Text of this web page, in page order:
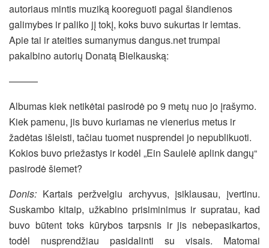
autoriaus mintis muziką kooreguoti pagal šiandienos
galimybes ir paliko jį tokį, koks buvo sukurtas ir lemtas.
Apie tai ir ateities sumanymus dangus.net trumpai
pakalbino autorių Donatą Bielkauską:
———
Albumas kiek netikėtai pasirodė po 9 metų nuo jo įrašymo.
Kiek pamenu, jis buvo kuriamas ne vienerius metus ir
žadėtas išleisti, tačiau tuomet nusprendei jo nepublikuoti.
Kokios buvo priežastys ir kodėl „Ein Saulelė aplink dangų“
pasirodė šiemet?
Donis: Kartais peržvelgiu archyvus, įsiklausau, įvertinu.
Suskambo kitaip, užkabino prisiminimus ir supratau, kad
buvo būtent toks kūrybos tarpsnis ir jis nebepasikartos,
todėl nusprendžiau pasidalinti su visais. Matomai